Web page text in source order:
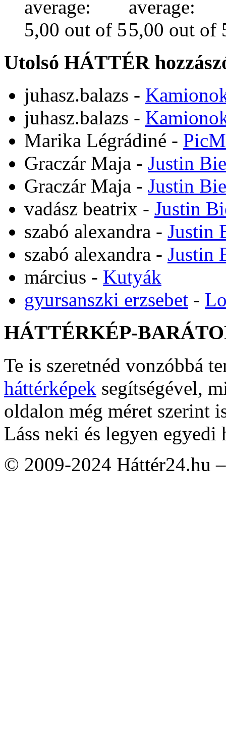
Utolsó HÁTTÉR
juhasz.balazs -
juhasz.balazs -
Marika Légrádiné -
Graczár Maja - Justin
Graczár Maja - Justin
vadász beatrix - Justin
szabó alexandra - Justin
szabó alexandra - Justin
március - Kutyák
gyursanszki erzsebet -
HÁTTÉRKÉP-
Te is szeretnéd vonzóbbá
háttérképek segítségével,
oldalon még méret szerint
Láss neki és legyen egyedi
© 2009-2024 Háttér24.hu